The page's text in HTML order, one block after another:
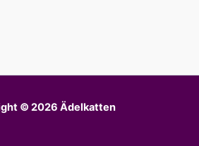
© 2026 Ädelkatten